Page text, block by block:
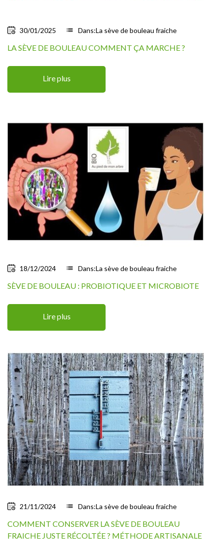
30/01/2025 list Dans:La sève de bouleau fraiche
LA SÈVE DE BOULEAU COMMENT ÇA MARCHE ?
Lire plus
18/12/2024 list Dans:La sève de bouleau fraiche
SÈVE DE BOULEAU : PROBIOTIQUE ET MICROBIOTE
Lire plus
21/11/2024 list Dans:La sève de bouleau fraiche
COMMENT CONSERVER LA SÈVE DE BOULEAU
FRAICHE JUSTE RÉCOLTÉE ? MÉTHODE ARTISANALE